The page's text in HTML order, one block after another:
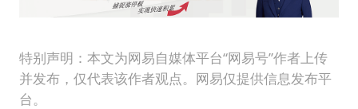
习近平心系体育强国建设
特别声明：本文为网易自媒体平台“网易号”作者上传
并发布，仅代表该作者观点。网易仅提供信息发布平
台。